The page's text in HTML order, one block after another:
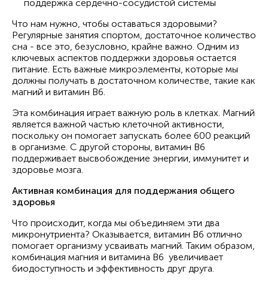
поддержка сердечно-сосудистой системы
Что нам нужно, чтобы оставаться здоровыми?
Регулярные занятия спортом, достаточное количество
сна - все это, безусловно, крайне важно. Одним из
ключевых аспектов поддержки здоровья остается
питание. Есть важные микроэлементы, которые мы
должны получать в достаточном количестве, такие как
магний и витамин B6.
Эта комбинация играет важную роль в клетках. Магний
является важной частью клеточной активности,
поскольку он помогает запускать более 600 реакций
в организме. С другой стороны, витамин B6
поддерживает высвобождение энергии, иммунитет и
здоровье мозга.
Активная комбинация для поддержания общего
здоровья
Что происходит, когда мы объединяем эти два
микронутриента? Оказывается, витамин B6 отлично
помогает организму усваивать магний. Таким образом,
комбинация магния и витамина В6 увеличивает
биодоступность и эффективность друг друга.